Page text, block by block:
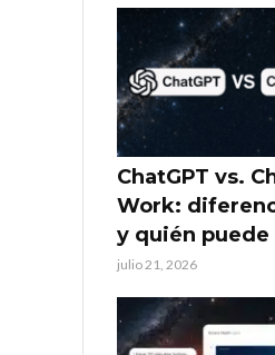
ChatGPT vs.
Work:
y quién puede
julio 21, 2026